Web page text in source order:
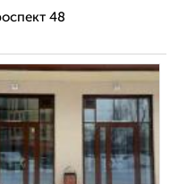
48